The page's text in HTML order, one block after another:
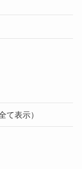
全て表示）